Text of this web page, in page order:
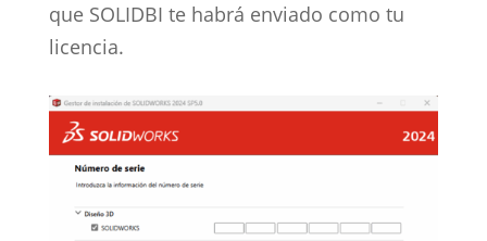
que SOLIDBI te habrá enviado como tu
licencia.